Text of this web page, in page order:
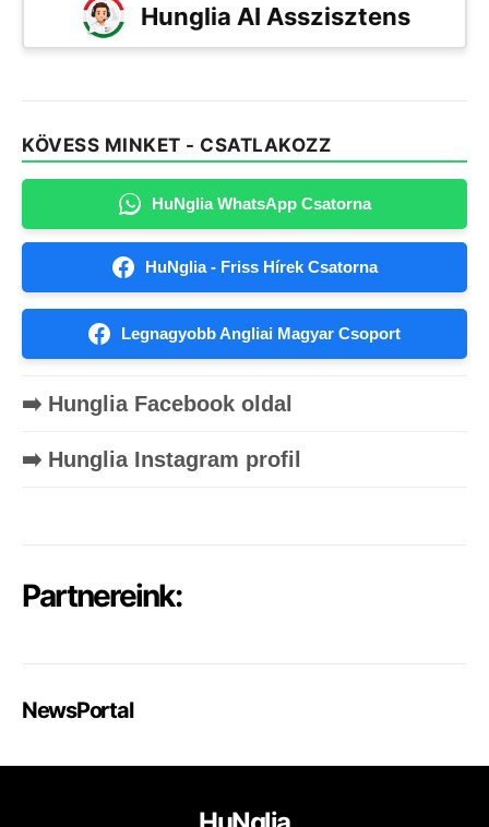
Hunglia AI Asszisztens
KÖVESS MINKET - CSATLAKOZZ
HuNglia WhatsApp Csatorna
HuNglia - Friss Hírek Csatorna
Legnagyobb Angliai Magyar Csoport
➡️ Hunglia Facebook oldal
➡️ Hunglia Instagram profil
Partnereink:
NewsPortal